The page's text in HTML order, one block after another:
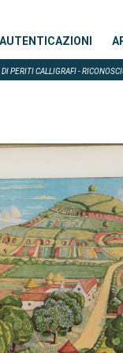
AUTENTICAZIONI
PERITI CALLIGRAFI -